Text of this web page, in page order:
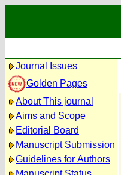
Journal Issues
Golden Pages
About This journal
Aims and Scope
Editorial Board
Manuscript Submission
Guidelines for Authors